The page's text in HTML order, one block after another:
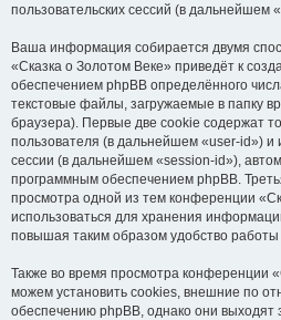
пользовательских сессий (в
Ваша информация собирается двумя
«Сказка о Золотом Веке» приведёт к
обеспечением phpBB определённого
текстовые файлы, загружаемые в папку
браузера). Первые две cookie содержат
пользователя (в дальнейшем «user-id»)
сессии (в дальнейшем «session-id»),
программным обеспечением phpBB.
просмотра одной из тем конференции
использоваться для хранения
повышая таким образом удобство
Также во время просмотра конференции
можем установить cookies, внешние по
обеспечению phpBB, однако они выходят